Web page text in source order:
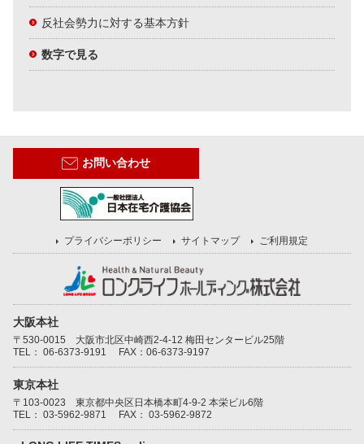
反社会勢力に対する基本方針
数字で見る
お問い合わせ
プライバシーポリシー サイトマップ ご利用規定
大阪本社
〒530-0015 大阪市北区中崎西2-4-12 梅田センタービル25階
TEL： 06-6373-9191 FAX：06-6373-9197
東京本社
〒103-0023 東京都中央区日本橋本町4-9-2 本栄ビル6階
TEL： 03-5962-9871 FAX： 03-5962-9872